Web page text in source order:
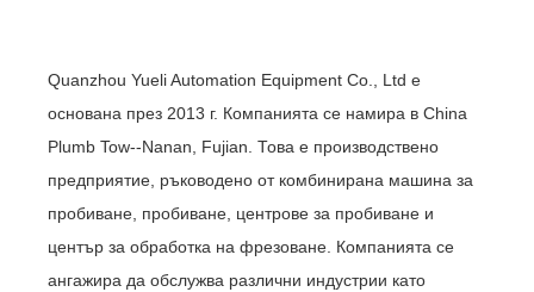
Quanzhou Yueli Automation Equipment Co., Ltd е
основана през 2013 г. Компанията се намира в China
Plumb Tow--Nanan, Fujian. Това е производствено
предприятие, ръководено от комбинирана машина за
пробиване, пробиване, центрове за пробиване и
център за обработка на фрезоване. Компанията се
ангажира да обслужва различни индустрии като